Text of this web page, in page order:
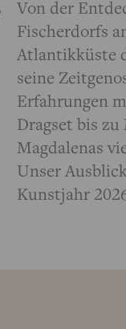
Von der
Fischerdorfs
Atlantikküste
seine
Erfahrungen
Dragset bis zu
Magdalenas
Unser
Kunstjahr